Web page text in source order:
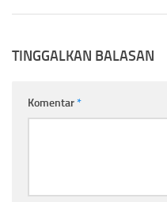
TINGGALKAN BALASAN
Komentar*